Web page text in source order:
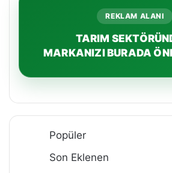
REKLAM ALANI
TARIM
MARKANIZI BURADA
Popüler
Son Eklenen